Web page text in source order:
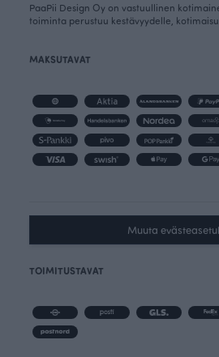
PaaPii Design Oy on vastuullinen
toiminta perustuu kestävyydelle,
MAKSUTAVAT
Muuta
TOIMITUSTAVAT